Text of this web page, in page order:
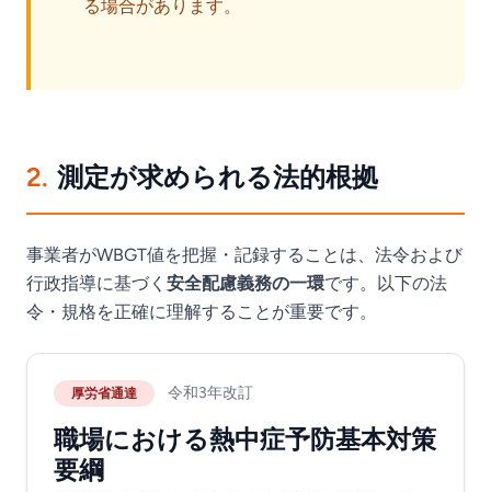
る場合があります。
2. 測定が求められる法的根拠
事業者がWBGT値を把握・記録することは、法令および
行政指導に基づく 安全配慮義務の一環です。以下の法
令・規格を正確に理解することが重要です。
厚労省通達 令和3年改訂
職場における熱中症予防基本対策
要綱